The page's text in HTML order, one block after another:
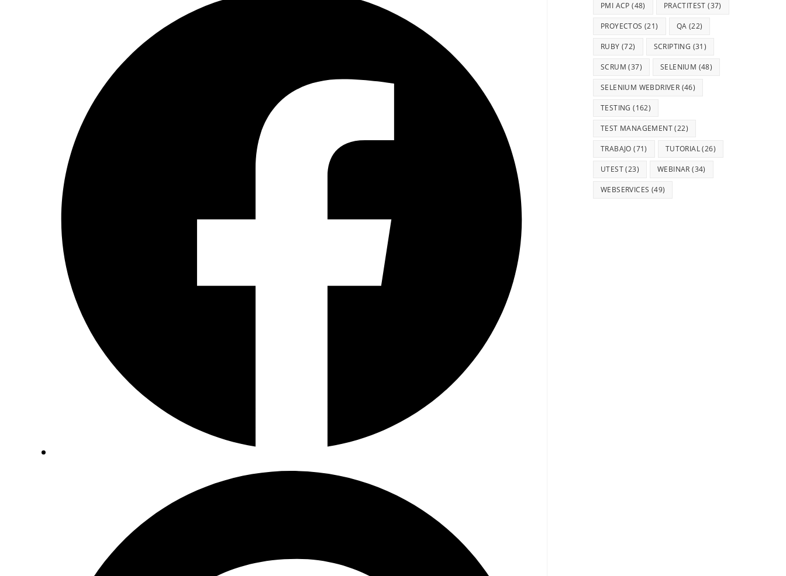
PMI ACP (48) PRACTITEST (37)
PROYECTOS (21) QA (22)
RUBY (72) SCRIPTING (31)
SCRUM (37) SELENIUM (48)
SELENIUM WEBDRIVER (46)
TESTING (162)
TEST MANAGEMENT(22)
TRABAJO (71) TUTORIAL(26)
UTEST(23) WEBINAR (34)
WEBSERVICES (49)